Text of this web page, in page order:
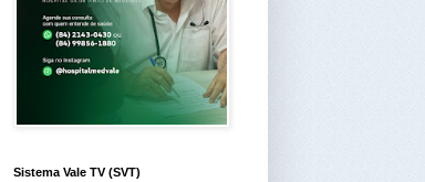
Sistema Vale TV (SVT)